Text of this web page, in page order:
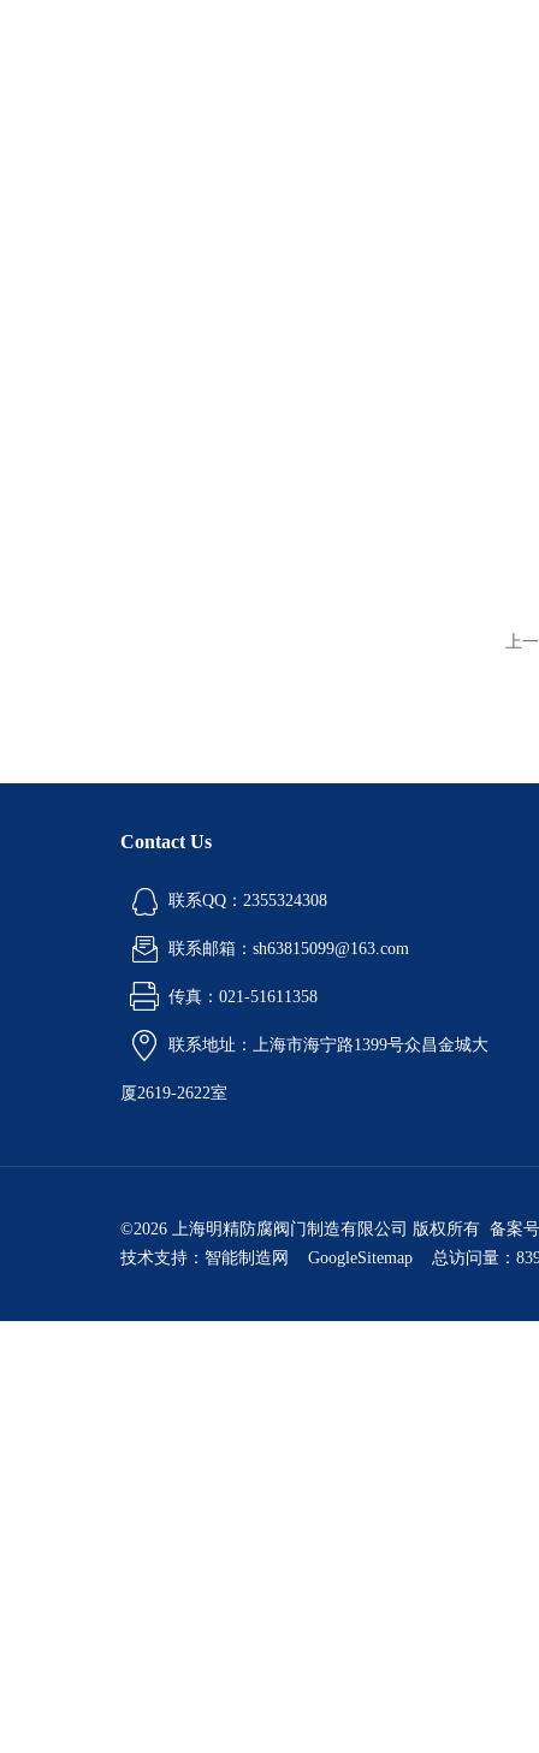
上
Contact Us
联系QQ：2355324308
联系邮箱：sh63815099@163.com
传真：021-51611358
联系地址：上海市海宁路1399号众昌金城大
厦2619-2622室
©2026 上海明精防腐阀门制造有限公司 版权所有 备案
技术支持： 智能制造网 GoogleSitemap 总访问量：